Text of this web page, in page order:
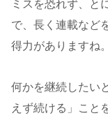
ミスを恐れず、と
で、長く連載など
得力がありますね。
何かを継続したい
えず続ける」こと